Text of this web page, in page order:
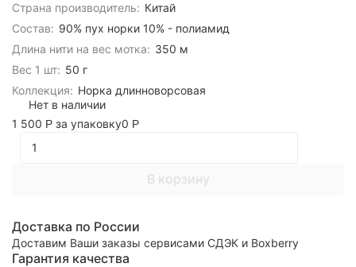
Страна производитель: Китай
Состав: 90% пух норки 10% - полиамид
Длина нити на вес мотка: 350 м
Вес 1 шт: 50 г
Коллекция: Норка длинноворсовая
Нет в наличии
1 500 Р за упаковку0 Р
В корзину
Доставка по России
Доставим Ваши заказы сервисами СДЭК и Boxberry
Гарантия качества